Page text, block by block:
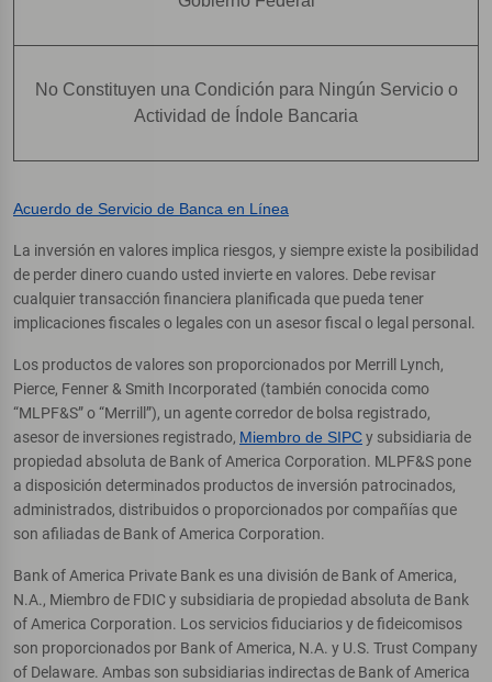
No Constituyen una Condición para Ningún Servicio o
Actividad de Índole Bancaria
Acuerdo de Servicio de Banca en Línea
La inversión en valores implica riesgos, y siempre existe la posibilidad
de perder dinero cuando usted invierte en valores. Debe revisar
cualquier transacción financiera planificada que pueda tener
implicaciones fiscales o legales con un asesor fiscal o legal personal.
Los productos de valores son proporcionados por Merrill Lynch,
Pierce, Fenner & Smith Incorporated (también conocida como
“MLPF&S” o “Merrill”), un agente corredor de bolsa registrado,
asesor de inversiones registrado, Miembro de SIPCy subsidiaria de
propiedad absoluta de Bank of America Corporation. MLPF&S pone
a disposición determinados productos de inversión patrocinados,
administrados, distribuidos o proporcionados por compañías que
son afiliadas de Bank of America Corporation.
Bank of America Private Bank es una división de Bank of America,
N.A., Miembro de FDIC y subsidiaria de propiedad absoluta de Bank
of America Corporation. Los servicios fiduciarios y de fideicomisos
son proporcionados por Bank of America, N.A. y U.S. Trust Company
of Delaware. Ambas son subsidiarias indirectas de Bank of America